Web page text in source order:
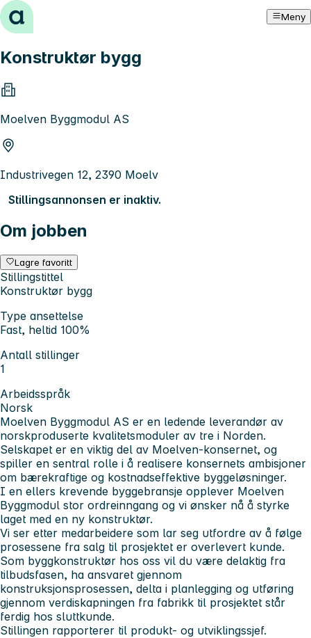
Hopp til innhold Meny
Konstruktør bygg
Moelven Byggmodul AS
Industrivegen 12, 2390 Moelv
Stillingsannonsen er inaktiv.
Om jobben
Lagre favoritt
Stillingstittel
Konstruktør bygg
Type ansettelse
Fast, heltid 100%
Antall stillinger
1
Arbeidsspråk
Norsk
Moelven Byggmodul AS er en ledende leverandør av
norskproduserte kvalitetsmoduler av tre i Norden.
Selskapet er en viktig del av Moelven-konsernet, og
spiller en sentral rolle i å realisere konsernets ambisjoner
om bærekraftige og kostnadseffektive byggeløsninger.
I en ellers krevende byggebransje opplever Moelven
Byggmodul stor ordreinngang og vi ønsker nå å styrke
laget med en ny konstruktør.
Vi ser etter medarbeidere som lar seg utfordre av å følge
prosessene fra salg til prosjektet er overlevert kunde.
Som byggkonstruktør hos oss vil du være delaktig fra
tilbudsfasen, ha ansvaret gjennom
konstruksjonsprosessen, delta i planlegging og utføring
gjennom verdiskapningen fra fabrikk til prosjektet står
ferdig hos sluttkunde.
Stillingen rapporterer til produkt- og utviklingssjef.